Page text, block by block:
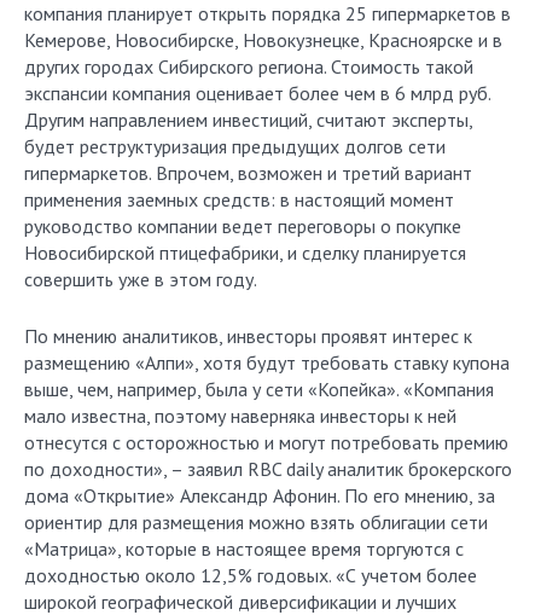
компания планирует открыть порядка 25 гипермаркетов в
Кемерове, Новосибирске, Новокузнецке, Красноярске и в
других городах Сибирского региона. Стоимость такой
экспансии компания оценивает более чем в 6 млрд руб.
Другим направлением инвестиций, считают эксперты,
будет реструктуризация предыдущих долгов сети
гипермаркетов. Впрочем, возможен и третий вариант
применения заемных средств: в настоящий момент
руководство компании ведет переговоры о покупке
Новосибирской птицефабрики, и сделку планируется
совершить уже в этом году.
По мнению аналитиков, инвесторы проявят интерес к
размещению «Алпи», хотя будут требовать ставку купона
выше, чем, например, была у сети «Копейка». «Компания
мало известна, поэтому наверняка инвесторы к ней
отнесутся с осторожностью и могут потребовать премию
по доходности», – заявил RBC daily аналитик брокерского
дома «Открытие» Александр Афонин. По его мнению, за
ориентир для размещения можно взять облигации сети
«Матрица», которые в настоящее время торгуются с
доходностью около 12,5% годовых. «С учетом более
широкой географической диверсификации и лучших